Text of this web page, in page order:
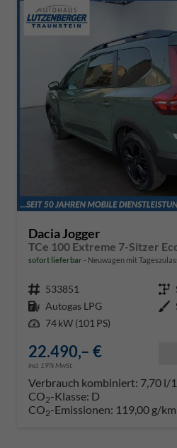
Dacia Jogger
sofort lieferbar Neuwagen mit
Fahrzeugnr. 533851 Getriebe
Kraftstoff Autogas LPG Außenfarbe
Leistung 74 kW (101 PS)
22.490,– €
incl. 19% MwSt.
Verbrauch kombiniert: 7,70 l/
CO2-Klasse: D
CO2-Emissionen: 119,00 g/km